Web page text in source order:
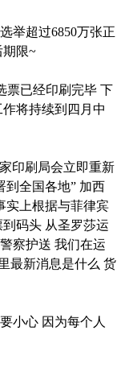
举超过6850万张正
期限~
票已经印刷完毕 下
将持续到四月中
印刷局会立即重新
到全国各地” 加西
实上根据与菲律宾
码头 从圣罗莎运
察护送 我们在运
最新消息是什么 货
小心 因为每个人